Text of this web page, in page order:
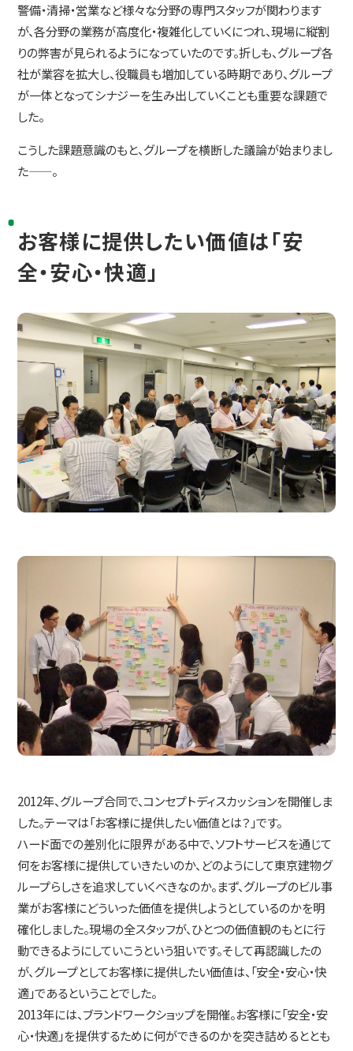
警備・清掃・営業など様々な分野の専門スタッフが関わります
が、各分野の業務が高度化・複雑化していくにつれ、現場に縦割
りの弊害が見られるようになっていたのです。折しも、グループ各
社が業容を拡大し、役職員も増加している時期であり、グループ
が一体となってシナジーを生み出していくことも重要な課題で
した。
こうした課題意識のもと、グループを横断した議論が始まりまし
た——。
お客様に提供したい価値は「安
全・安心・快適」
2012年、グループ合同で、コンセプトディスカッションを開催しま
した。テーマは「お客様に提供したい価値とは？」です。
ハード面での差別化に限界がある中で、ソフトサービスを通じて
何をお客様に提供していきたいのか、どのようにして東京建物グ
ループらしさを追求していくべきなのか。まず、グループのビル事
業がお客様にどういった価値を提供しようとしているのかを明
確化しました。現場の全スタッフが、ひとつの価値観のもとに行
動できるようにしていこうという狙いです。そして再認識したの
が、グループとしてお客様に提供したい価値は、「安全・安心・快
適」であるということでした。
2013年には、ブランドワークショップを開催。お客様に「安全・安
心・快適」を提供するために何ができるのかを突き詰めるととも